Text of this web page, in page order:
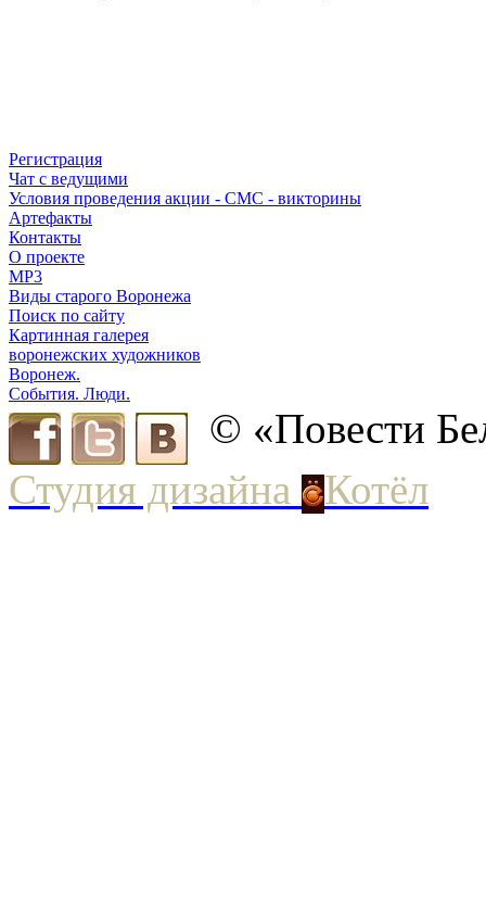
Регистрация
Чат с ведущими
Условия проведения акции - СМС - викторины
Артефакты
Контакты
О проекте
MP3
Виды старого Воронежа
Поиск по сайту
Картинная галерея
воронежских художников
Воронеж.
События. Люди.
© «Повести
Студия дизайна
Котёл